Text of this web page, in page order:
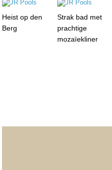
Heist op den
Berg
Strak bad met
prachtige
mozaïekliner